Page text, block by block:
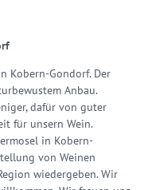
Kobern-Gondorf. Der
Anbau.
dafür von guter
für unsern Wein.
in Kobern-
von Weinen
wiedergeben. Wir